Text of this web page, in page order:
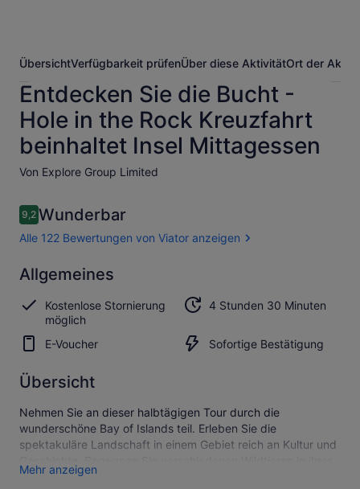
ÜbersichtVerfügbarkeit prüfenÜber diese AktivitätOrt der
Entdecken Sie die Bucht -
Hole in the Rock Kreuzfahrt
beinhaltet Insel Mittagessen
Von Explore Group Limited
Bewertungen
9,29,2 von 10.
Wunderbar
Alle 122 Bewertungen von Viator anzeigen
9.29.2 von 10
Wunderbar
Alle 122
Bewertungen
von Viator
anzeigen
Allgemeines
Kostenlose Stornierung
möglich
4 Stunden 30 Minuten
E-Voucher Sofortige Bestätigung
Übersicht
Nehmen Sie an dieser halbtägigen Tour durch die
wunderschöne Bay of Islands teil. Erleben Sie die
spektakuläre Landschaft in einem Gebiet reich an Kultur und
natürlichen Umgebung, da wir lizenziert sind, Meeressäuger
Mehr anzeigen